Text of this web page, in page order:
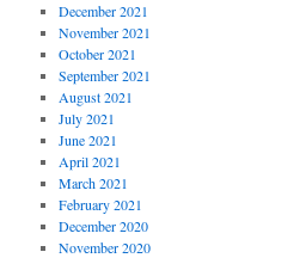
December 2021
November 2021
October 2021
September 2021
August 2021
July 2021
June 2021
April 2021
March 2021
February 2021
December 2020
November 2020